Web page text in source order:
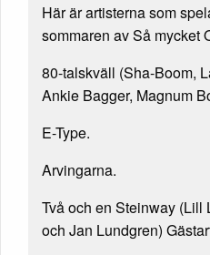
Här är artisterna som
sommaren av Så mycket
80-talskväll (Sha-Boom,
Ankie Bagger, Magnum
E-Type.
Arvingarna.
Två och en Steinway
och Jan Lundgren)